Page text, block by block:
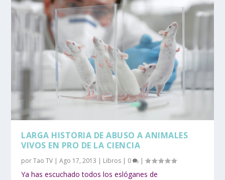
LARGA HISTORIA DE ABUSO A ANIMALES
VIVOS EN PRO DE LA CIENCIA
porTao TV |Ago 17, 2013 | Libros | 0 |
Ya has escuchado todos los eslóganes de